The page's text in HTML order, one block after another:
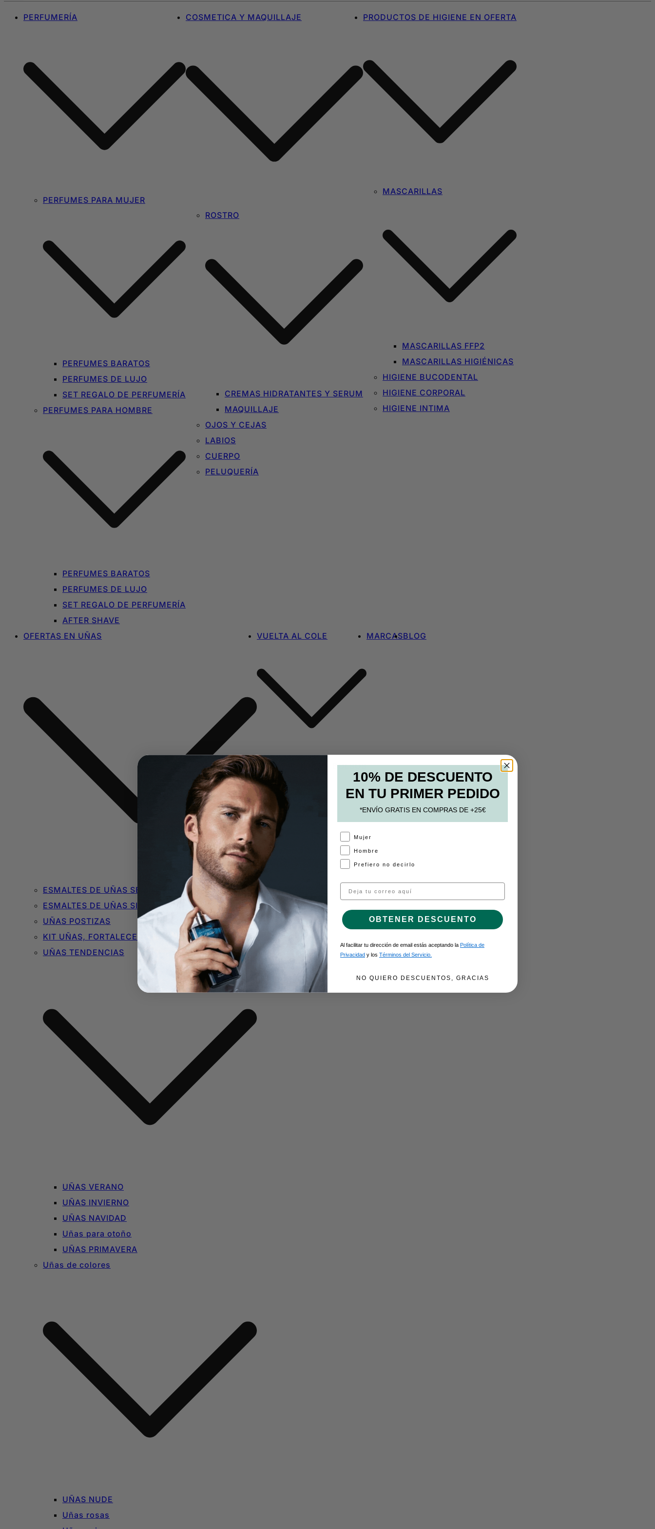
PERFUMERÍA
PERFUMES PARA MUJER
PERFUMES BARATOS
PERFUMES DE LUJO
SET REGALO DE PERFUMERÍA
PERFUMES PARA HOMBRE
PERFUMES BARATOS
PERFUMES DE LUJO
SET REGALO DE PERFUMERÍA
AFTER SHAVE
COSMETICA Y MAQUILLAJE
ROSTRO
CREMAS HIDRATANTES Y SERUM
MAQUILLAJE
OJOS Y CEJAS
LABIOS
CUERPO
PELUQUERÍA
PRODUCTOS DE HIGIENE EN OFERTA
MASCARILLAS
MASCARILLAS FFP2
MASCARILLAS HIGIÉNICAS
HIGIENE BUCODENTAL
HIGIENE CORPORAL
HIGIENE INTIMA
OFERTAS EN UÑAS
ESMALTES DE UÑAS SEMIPERMANENTES O DE GEL
ESMALTES DE UÑAS SIN TÓXICOS
UÑAS POSTIZAS
KIT UÑAS, FORTALECEDORES Y BÁSICOS
UÑAS TENDENCIAS
UÑAS VERANO
UÑAS INVIERNO
UÑAS NAVIDAD
Uñas para otoño
UÑAS PRIMAVERA
Uñas de colores
UÑAS NUDE
Uñas rosas
VUELTA AL COLE
MOCHILAS Y BOLSOS
ESTUCHES
PAPELERÍA
ACCESORIOS
MARCASBLOG
10% DE DESCUENTO
EN TU PRIMER PEDIDO
*ENVÍO GRATIS EN COMPRAS DE +25€
A Mujer
Hombre
Prefiero no decirlo
Email
OBTENER DESCUENTO
Al facilitar tu dirección de email estás aceptando la Política de
Privacidad y los Términos del Servicio.
NO QUIERO DESCUENTOS, GRACIAS